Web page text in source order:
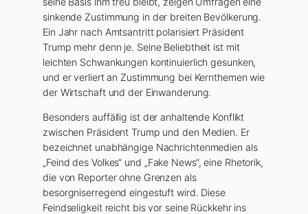
sinkende Zustimmung in der breiten Bevölkerung.
Ein Jahr nach Amtsantritt polarisiert Präsident
Trump mehr denn je. Seine Beliebtheit ist mit
leichten Schwankungen kontinuierlich gesunken,
und er verliert an Zustimmung bei Kernthemen wie
der Wirtschaft und der Einwanderung.
Besonders auffällig ist der anhaltende Konflikt
zwischen Präsident Trump und den Medien. Er
bezeichnet unabhängige Nachrichtenmedien als
„Feind des Volkes“ und „Fake News“, eine Rhetorik,
die von Reporter ohne Grenzen als
besorgniserregend eingestuft wird. Diese
Feindseligkeit reicht bis vor seine Rückkehr ins